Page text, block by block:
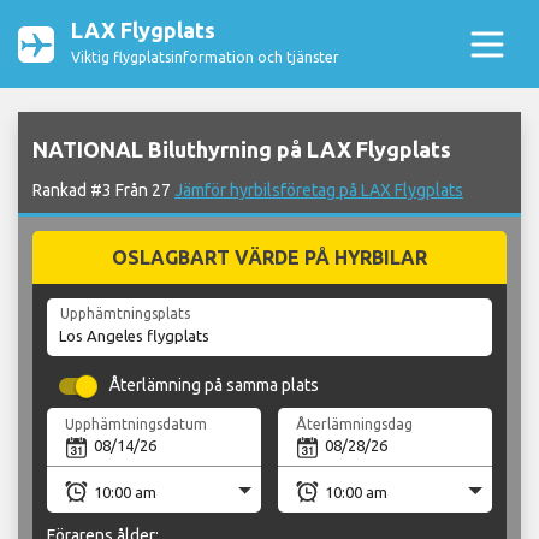
LAX Flygplats
Viktig flygplatsinformation och tjänster
NATIONAL Biluthyrning på LAX Flygplats
Rankad #3 Från 27 Jämför hyrbilsföretag på LAX Flygplats
OSLAGBART VÄRDE PÅ HYRBILAR
Upphämtningsplats
Återlämning på samma plats
Upphämtningsdatum Återlämningsdag